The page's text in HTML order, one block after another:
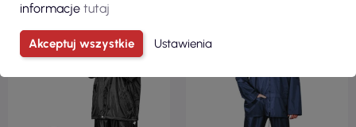
informacje tutaj
Akceptuj wszystkie Ustawienia